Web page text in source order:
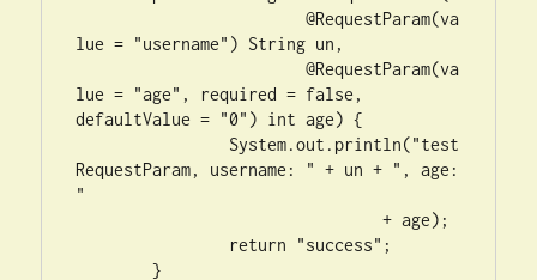
			@RequestParam(va
lue = "username") String un,
			@RequestParam(va
lue = "age", required = false,
defaultValue = "0") int age) {
RequestParam, username: " + un + ", age:
"
				+ age);
	}